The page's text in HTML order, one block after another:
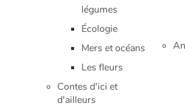
Quotidien et loisirs
Fêtes et évènements
Amour et amitié
légumes
Écologie
Mers et océans
Les fleurs
Contes d'ici et
d'ailleurs